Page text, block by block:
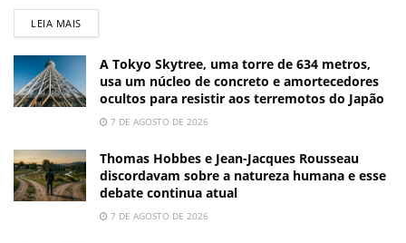
LEIA MAIS
A Tokyo Skytree, uma torre de 634 metros,
usa um núcleo de concreto e amortecedores
ocultos para resistir aos terremotos do Japão
7 DE AGOSTO DE 2026
Thomas Hobbes e Jean-Jacques Rousseau
discordavam sobre a natureza humana e esse
debate continua atual
7 DE AGOSTO DE 2026